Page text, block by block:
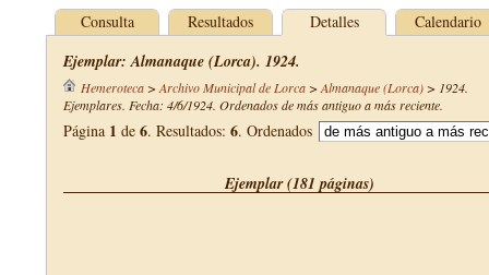
Consulta Resultados Detalles Calendario
Ejemplar: Almanaque (Lorca). 1924.
Hemeroteca> Archivo Municipal de Lorca> Almanaque (Lorca)> 1924.
Ejemplares. Fecha: 4/6/1924. Ordenados de más antiguo a más reciente.
Página 1 de 6. Resultados: 6. Ordenados
Ejemplar (181 páginas)